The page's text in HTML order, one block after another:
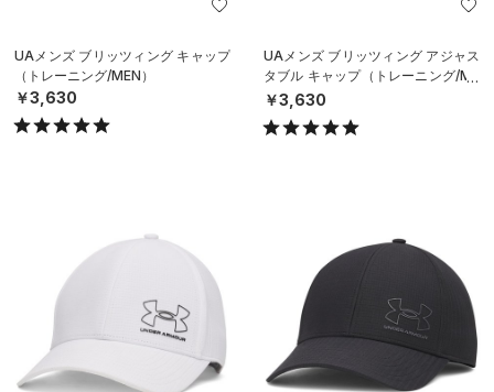
UAメンズ ブリッツィング キャップ
（トレーニング/MEN）
￥3,630
UAメンズ ブリッツィング アジャス
タブル キャップ（トレーニング/ME
N）
￥3,630